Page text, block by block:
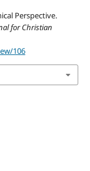
Perspective.
for Christian
106